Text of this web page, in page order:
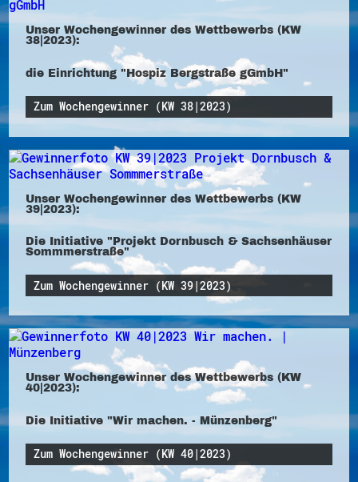
Unser Wochengewinner des Wettbewerbs (KW
38|2023):
die Einrichtung "Hospiz Bergstraße gGmbH"
Zum Wochengewinner (KW 38|2023)
Unser Wochengewinner des Wettbewerbs (KW
39|2023):
Die Initiative "Projekt Dornbusch & Sachsenhäuser
Sommmerstraße"
Zum Wochengewinner (KW 39|2023)
Unser Wochengewinner des Wettbewerbs (KW
40|2023):
Die Initiative "Wir machen. - Münzenberg"
Zum Wochengewinner (KW 40|2023)